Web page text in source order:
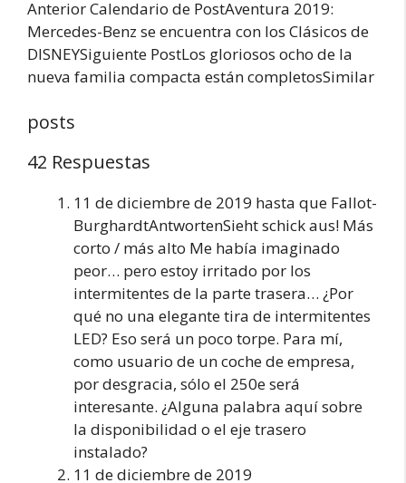
Anterior Calendario de PostAventura 2019:
Mercedes-Benz se encuentra con los Clásicos de
DISNEYSiguiente PostLos gloriosos ocho de la
nueva familia compacta están completosSimilar
posts
42 Respuestas
11 de diciembre de 2019 hasta que Fallot-
BurghardtAntwortenSieht schick aus! Más
corto / más alto Me había imaginado
peor… pero estoy irritado por los
intermitentes de la parte trasera… ¿Por
qué no una elegante tira de intermitentes
LED? Eso será un poco torpe. Para mí,
como usuario de un coche de empresa,
por desgracia, sólo el 250e será
interesante. ¿Alguna palabra aquí sobre
la disponibilidad o el eje trasero
instalado?
11 de diciembre de 2019